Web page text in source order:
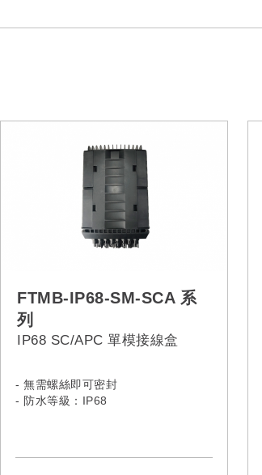
FTMB-IP68-SM-SCA 系
列
IP68 SC/APC 單模接線盒
- 無需螺絲即可密封
- 防水等級：IP68